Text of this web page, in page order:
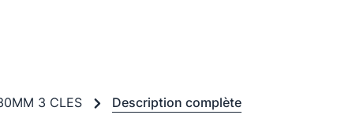
3 CLES Description complète